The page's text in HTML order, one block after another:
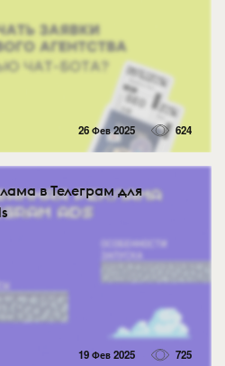
26 Фев 2025 624
в Телеграм для
19 Фев 2025 725